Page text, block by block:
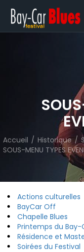
Accueil / Historique /
SOUS-MENU TYPES
Actions culturelles
BayCar Off
Chapelle Blues
Printemps du Bay-
Résidence et
Soirées du Festival